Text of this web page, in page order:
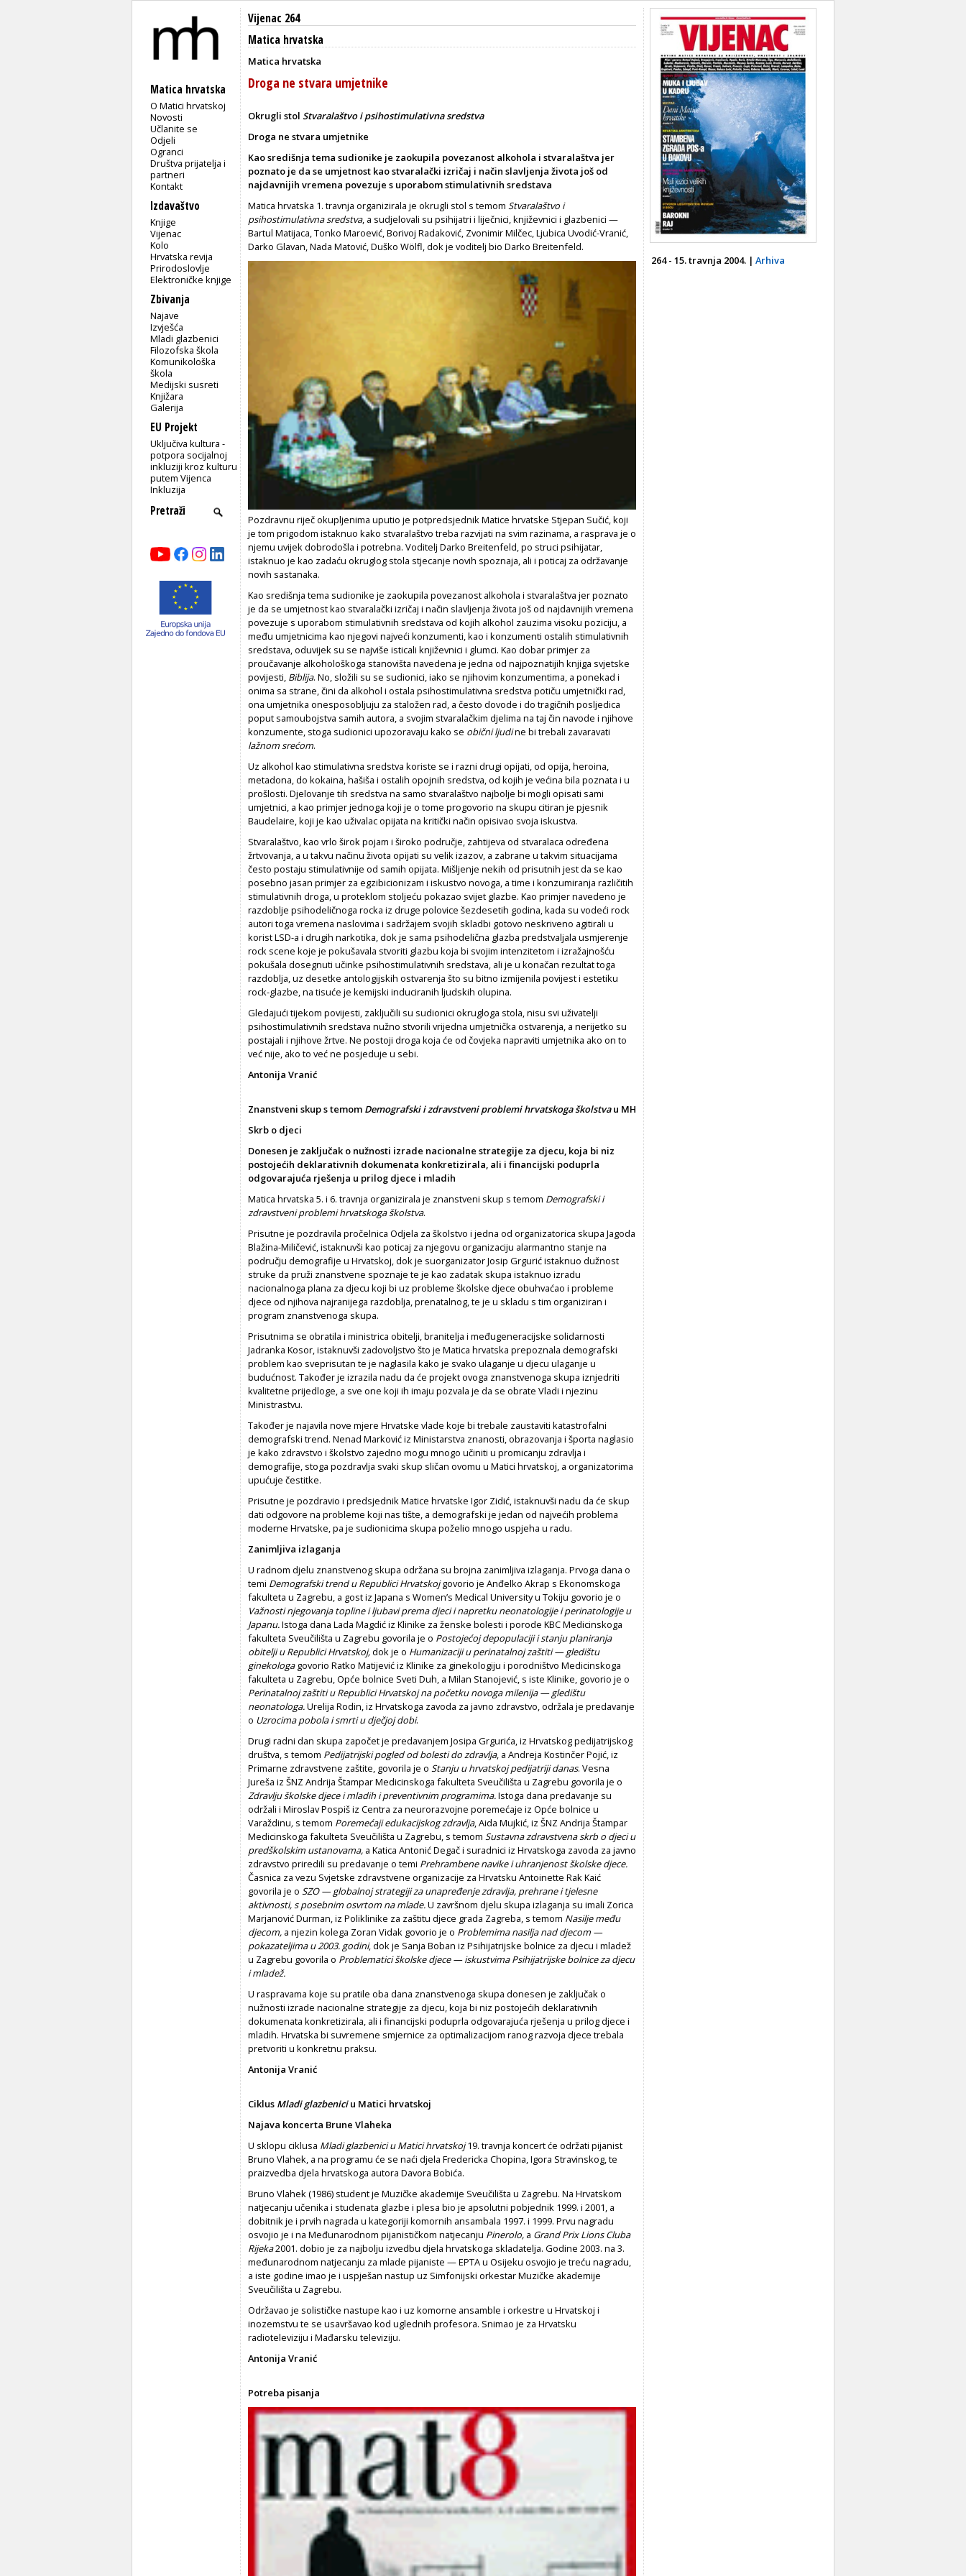
Matica hrvatska
O Matici hrvatskoj
Novosti
Učlanite se
Odjeli
Ogranci
Društva prijatelja i
partneri
Kontakt
Izdavaštvo
Knjige
Vijenac
Kolo
Hrvatska revija
Prirodoslovlje
Elektroničke knjige
Zbivanja
Najave
Izvješća
Mladi glazbenici
Filozofska škola
Komunikološka
škola
Medijski susreti
Knjižara
Galerija
EU Projekt
Uključiva kultura -
potpora socijalnoj
inkluziji kroz kulturu
putem Vijenca
Inkluzija
Vijenac 264
Matica hrvatska
Matica hrvatska
Droga ne stvara umjetnike
Okrugli stol Stvaralaštvo i psihostimulativna sredstva
Droga ne stvara umjetnike
Kao središnja tema sudionike je zaokupila povezanost alkohola i stvaralaštva jer
poznato je da se umjetnost kao stvaralački izričaj i način slavljenja života još od
najdavnijih vremena povezuje s uporabom stimulativnih sredstava
Matica hrvatska 1. travnja organizirala je okrugli stol s temom Stvaralaštvo i
psihostimulativna sredstva, a sudjelovali su psihijatri i liječnici, književnici i glazbenici —
Bartul Matijaca, Tonko Maroević, Borivoj Radaković, Zvonimir Milčec, Ljubica Uvodić-Vranić,
Darko Glavan, Nada Matović, Duško Wölfl, dok je voditelj bio Darko Breitenfeld.
Pozdravnu riječ okupljenima uputio je potpredsjednik Matice hrvatske Stjepan Sučić, koji
je tom prigodom istaknuo kako stvaralaštvo treba razvijati na svim razinama, a rasprava je o
njemu uvijek dobrodošla i potrebna. Voditelj Darko Breitenfeld, po struci psihijatar,
istaknuo je kao zadaću okruglog stola stjecanje novih spoznaja, ali i poticaj za održavanje
novih sastanaka.
Kao središnja tema sudionike je zaokupila povezanost alkohola i stvaralaštva jer poznato
je da se umjetnost kao stvaralački izričaj i način slavljenja života još od najdavnijih vremena
povezuje s uporabom stimulativnih sredstava od kojih alkohol zauzima visoku poziciju, a
među umjetnicima kao njegovi najveći konzumenti, kao i konzumenti ostalih stimulativnih
sredstava, oduvijek su se najviše isticali književnici i glumci. Kao dobar primjer za
proučavanje alkohološkoga stanovišta navedena je jedna od najpoznatijih knjiga svjetske
povijesti, Biblija. No, složili su se sudionici, iako se njihovim konzumentima, a ponekad i
onima sa strane, čini da alkohol i ostala psihostimulativna sredstva potiču umjetnički rad,
ona umjetnika onesposobljuju za staložen rad, a često dovode i do tragičnih posljedica
poput samoubojstva samih autora, a svojim stvaralačkim djelima na taj čin navode i njihove
konzumente, stoga sudionici upozoravaju kako se obični ljudine bi trebali zavaravati
lažnom srećom.
Uz alkohol kao stimulativna sredstva koriste se i razni drugi opijati, od opija, heroina,
metadona, do kokaina, hašiša i ostalih opojnih sredstva, od kojih je većina bila poznata i u
prošlosti. Djelovanje tih sredstva na samo stvaralaštvo najbolje bi mogli opisati sami
umjetnici, a kao primjer jednoga koji je o tome progovorio na skupu citiran je pjesnik
Baudelaire, koji je kao uživalac opijata na kritički način opisivao svoja iskustva.
Stvaralaštvo, kao vrlo širok pojam i široko područje, zahtijeva od stvaralaca određena
žrtvovanja, a u takvu načinu života opijati su velik izazov, a zabrane u takvim situacijama
često postaju stimulativnije od samih opijata. Mišljenje nekih od prisutnih jest da se kao
posebno jasan primjer za egzibicionizam i iskustvo novoga, a time i konzumiranja različitih
stimulativnih droga, u proteklom stoljeću pokazao svijet glazbe. Kao primjer navedeno je
razdoblje psihodeličnoga rocka iz druge polovice šezdesetih godina, kada su vodeći rock
autori toga vremena naslovima i sadržajem svojih skladbi gotovo neskriveno agitirali u
korist LSD-a i drugih narkotika, dok je sama psihodelična glazba predstvaljala usmjerenje
rock scene koje je pokušavala stvoriti glazbu koja bi svojim intenzitetom i izražajnošću
pokušala dosegnuti učinke psihostimulativnih sredstava, ali je u konačan rezultat toga
razdoblja, uz desetke antologijskih ostvarenja što su bitno izmijenila povijest i estetiku
rock-glazbe, na tisuće je kemijski induciranih ljudskih olupina.
Gledajući tijekom povijesti, zaključili su sudionici okrugloga stola, nisu svi uživatelji
psihostimulativnih sredstava nužno stvorili vrijedna umjetnička ostvarenja, a nerijetko su
postajali i njihove žrtve. Ne postoji droga koja će od čovjeka napraviti umjetnika ako on to
već nije, ako to već ne posjeduje u sebi.
Antonija Vranić
Znanstveni skup s temom Demografski i zdravstveni problemi hrvatskoga školstvau MH
Skrb o djeci
Donesen je zaključak o nužnosti izrade nacionalne strategije za djecu, koja bi niz
postojećih deklarativnih dokumenata konkretizirala, ali i financijski poduprla
odgovarajuća rješenja u prilog djece i mladih
Matica hrvatska 5. i 6. travnja organizirala je znanstveni skup s temom Demografski i
zdravstveni problemi hrvatskoga školstva.
Prisutne je pozdravila pročelnica Odjela za školstvo i jedna od organizatorica skupa Jagoda
Blažina-Miličević, istaknuvši kao poticaj za njegovu organizaciju alarmantno stanje na
području demografije u Hrvatskoj, dok je suorganizator Josip Grgurić istaknuo dužnost
struke da pruži znanstvene spoznaje te je kao zadatak skupa istaknuo izradu
nacionalnoga plana za djecu koji bi uz probleme školske djece obuhvaćao i probleme
djece od njihova najranijega razdoblja, prenatalnog, te je u skladu s tim organiziran i
program znanstvenoga skupa.
Prisutnima se obratila i ministrica obitelji, branitelja i međugeneracijske solidarnosti
Jadranka Kosor, istaknuvši zadovoljstvo što je Matica hrvatska prepoznala demografski
problem kao sveprisutan te je naglasila kako je svako ulaganje u djecu ulaganje u
budućnost. Također je izrazila nadu da će projekt ovoga znanstvenoga skupa iznjedriti
kvalitetne prijedloge, a sve one koji ih imaju pozvala je da se obrate Vladi i njezinu
Ministrastvu.
Također je najavila nove mjere Hrvatske vlade koje bi trebale zaustaviti katastrofalni
demografski trend. Nenad Marković iz Ministarstva znanosti, obrazovanja i športa naglasio
je kako zdravstvo i školstvo zajedno mogu mnogo učiniti u promicanju zdravlja i
demografije, stoga pozdravlja svaki skup sličan ovomu u Matici hrvatskoj, a organizatorima
upućuje čestitke.
Prisutne je pozdravio i predsjednik Matice hrvatske Igor Zidić, istaknuvši nadu da će skup
dati odgovore na probleme koji nas tište, a demografski je jedan od najvećih problema
moderne Hrvatske, pa je sudionicima skupa poželio mnogo uspjeha u radu.
Zanimljiva izlaganja
U radnom djelu znanstvenog skupa održana su brojna zanimljiva izlaganja. Prvoga dana o
temi Demografski trend u Republici Hrvatskojgovorio je Anđelko Akrap s Ekonomskoga
fakulteta u Zagrebu, a gost iz Japana s Women’s Medical University u Tokiju govorio je o
Važnosti njegovanja topline i ljubavi prema djeci i napretku neonatologije i perinatologije u
Japanu.Istoga dana Lada Magdić iz Klinike za ženske bolesti i porode KBC Medicinskoga
fakulteta Sveučilišta u Zagrebu govorila je o Postojećoj depopulaciji i stanju planiranja
obitelji u Republici Hrvatskoj,dok je o Humanizaciji u perinatalnoj zaštiti — gledištu
ginekologagovorio Ratko Matijević iz Klinike za ginekologiju i porodništvo Medicinskoga
fakulteta u Zagrebu, Opće bolnice Sveti Duh, a Milan Stanojević, s iste Klinike, govorio je o
Perinatalnoj zaštiti u Republici Hrvatskoj na početku novoga milenija — gledištu
neonatologa.Urelija Rodin, iz Hrvatskoga zavoda za javno zdravstvo, održala je predavanje
o Uzrocima pobola i smrti u dječjoj dobi.
Drugi radni dan skupa započet je predavanjem Josipa Grgurića, iz Hrvatskog pedijatrijskog
društva, s temom Pedijatrijski pogled od bolesti do zdravlja, a Andreja Kostinčer Pojić, iz
Primarne zdravstvene zaštite, govorila je o Stanju u hrvatskoj pedijatriji danas. Vesna
Jureša iz ŠNZ Andrija Štampar Medicinskoga fakulteta Sveučilišta u Zagrebu govorila je o
Zdravlju školske djece i mladih i preventivnim programima.Istoga dana predavanje su
održali i Miroslav Pospiš iz Centra za neurorazvojne poremećaje iz Opće bolnice u
Varaždinu, s temom Poremećaji edukacijskog zdravlja, Aida Mujkić, iz ŠNZ Andrija Štampar
Medicinskoga fakulteta Sveučilišta u Zagrebu, s temom Sustavna zdravstvena skrb o djeci u
predškolskim ustanovama, a Katica Antonić Degač i suradnici iz Hrvatskoga zavoda za javno
zdravstvo priredili su predavanje o temi Prehrambene navike i uhranjenost školske djece.
Časnica za vezu Svjetske zdravstvene organizacije za Hrvatsku Antoinette Rak Kaić
govorila je o SZO — globalnoj strategiji za unapređenje zdravlja, prehrane i tjelesne
aktivnosti, s posebnim osvrtom na mlade.U završnom djelu skupa izlaganja su imali Zorica
Marjanović Durman, iz Poliklinike za zaštitu djece grada Zagreba, s temom Nasilje među
djecom, a njezin kolega Zoran Vidak govorio je o Problemima nasilja nad djecom —
pokazateljima u 2003. godini, dok je Sanja Boban iz Psihijatrijske bolnice za djecu i mladež
u Zagrebu govorila o Problematici školske djece — iskustvima Psihijatrijske bolnice za djecu
i mladež.
U raspravama koje su pratile oba dana znanstvenoga skupa donesen je zaključak o
nužnosti izrade nacionalne strategije za djecu, koja bi niz postojećih deklarativnih
dokumenata konkretizirala, ali i financijski poduprla odgovarajuća rješenja u prilog djece i
mladih. Hrvatska bi suvremene smjernice za optimalizacijom ranog razvoja djece trebala
pretvoriti u konkretnu praksu.
Antonija Vranić
Ciklus Mladi glazbeniciu Matici hrvatskoj
Najava koncerta Brune Vlaheka
U sklopu ciklusa Mladi glazbenici u Matici hrvatskoj19. travnja koncert će održati pijanist
Bruno Vlahek, a na programu će se naći djela Fredericka Chopina, Igora Stravinskog, te
praizvedba djela hrvatskoga autora Davora Bobića.
Bruno Vlahek (1986) student je Muzičke akademije Sveučilišta u Zagrebu. Na Hrvatskom
natjecanju učenika i studenata glazbe i plesa bio je apsolutni pobjednik 1999. i 2001, a
dobitnik je i prvih nagrada u kategoriji komornih ansambala 1997. i 1999. Prvu nagradu
osvojio je i na Međunarodnom pijanističkom natjecanju Pinerolo, a Grand Prix Lions Cluba
Rijeka2001. dobio je za najbolju izvedbu djela hrvatskoga skladatelja. Godine 2003. na 3.
međunarodnom natjecanju za mlade pijaniste — EPTA u Osijeku osvojio je treću nagradu,
a iste godine imao je i uspješan nastup uz Simfonijski orkestar Muzičke akademije
Sveučilišta u Zagrebu.
Održavao je solističke nastupe kao i uz komorne ansamble i orkestre u Hrvatskoj i
inozemstvu te se usavršavao kod uglednih profesora. Snimao je za Hrvatsku
radioteleviziju i Mađarsku televiziju.
Antonija Vranić
Potreba pisanja
264 - 15. travnja 2004. | Arhiva